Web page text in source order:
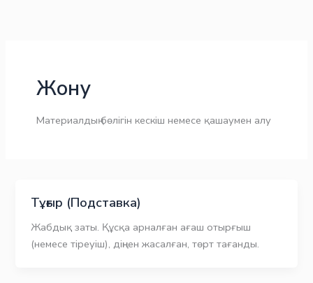
Жону
Материалдың бөлігін кескіш немесе қашаумен алу
Тұғыр (Подставка)
Жабдық заты. Құсқа арналған ағаш отырғыш
(немесе тіреуіш), діңнен жасалған, төрт тағанды.